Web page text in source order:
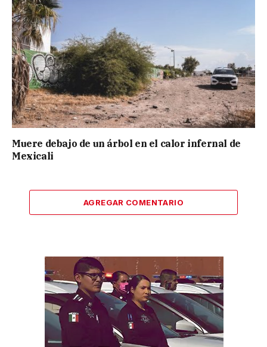
Muere debajo de un árbol en el calor infernal de
Mexicali
AGREGAR COMENTARIO